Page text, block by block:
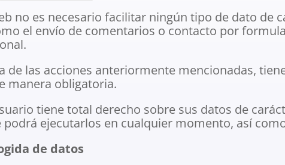
no es necesario facilitar ningún tipo de dato de
el envío de comentarios o contacto por
de las acciones anteriormente mencionadas,
manera obligatoria.
tiene total derecho sobre sus datos de
ejecutarlos en cualquier momento, así
de datos